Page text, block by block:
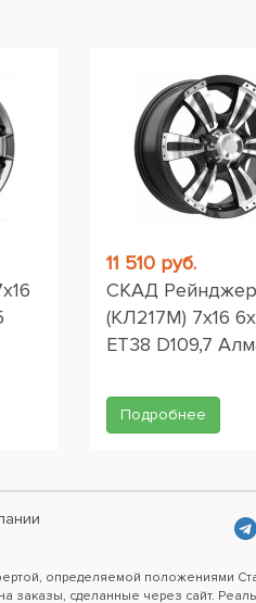
11 510 руб.
СКАД Рейнджер
(КЛ217М) 7x16
ET38 D109,7
Подробнее
определяемой положениями
заказы, сделанные через сайт.